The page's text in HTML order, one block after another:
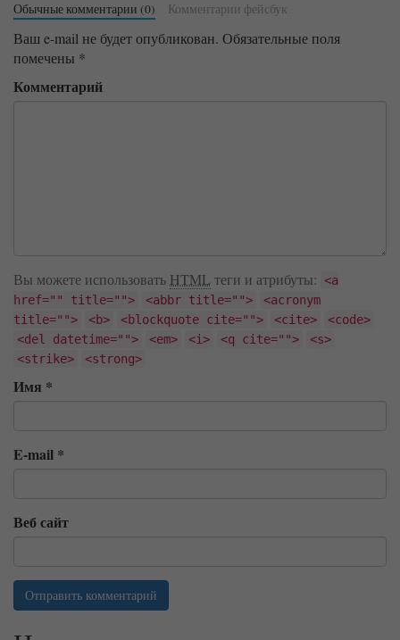
Обычные комментарии (0) Комментарии фейсбук
Ваш e-mail не будет опубликован. Обязательные поля
помечены *
Комментарий
Вы можете использовать HTML теги и атрибуты: <a
href="" title="">
<abbr title="">
<acronym
title="">
<b> <blockquote cite=""> <cite>
<code>
<del datetime="">
<em> <i> <q cite="">
<s>
<strike>
<strong>
Имя *
E-mail *
Веб сайт